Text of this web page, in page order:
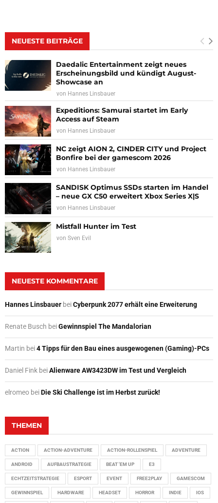
NEUESTE BEITRÄGE
Daedalic Entertainment zeigt neues
Erscheinungsbild und kündigt August-
Showcase an
von Hannes Linsbauer
Expeditions: Samurai startet im Early
Access auf Steam
von Hannes Linsbauer
NC zeigt AION 2, CINDER CITY und Project
Bonfire bei der gamescom 2026
von Hannes Linsbauer
SANDISK Optimus SSDs starten im Handel
– neue GX C50 erweitert Xbox Series X|S
von Hannes Linsbauer
Mistfall Hunter im Test
von Sven Evil
NEUESTE KOMMENTARE
Hannes Linsbauer beiCyberpunk 2077 erhält eine Erweiterung
Renate Busch beiGewinnspiel The Mandalorian
Martin bei4 Tipps für den Bau eines ausgewogenen (Gaming)-PCs
Daniel Fink beiAlienware AW3423DW im Test und Vergleich
elromeo beiDie Ski Challenge ist im Herbst zurück!
THEMEN
ACTION ACTION-ADVENTURE ACTION-ROLLENSPIEL ADVENTURE
ANDROID AUFBAUSTRATEGIE BEAT 'EM UP E3
ECHTZEITSTRATEGIE ESPORT EVENT FREE2PLAY GAMESCOM
GEWINNSPIEL HARDWARE HEADSET HORROR INDIE IOS